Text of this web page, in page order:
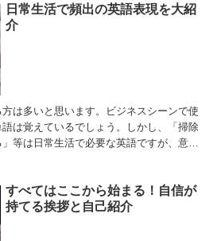
日常生活で頻出の英語表現を大紹
介
は多いと思います。ビジネスシーンで使
は覚えているでしょう。しかし、「掃除
等は日常生活で必要な英語ですが、意外
すべてはここから始まる！自信が
持てる挨拶と自己紹介